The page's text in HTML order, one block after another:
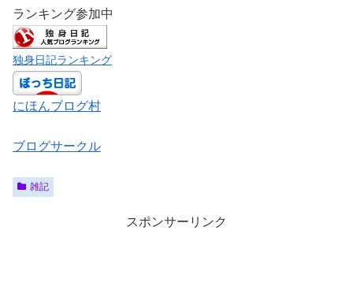
ランキング参加中
独身日記ランキング
にほんブログ村
ブログサークル
雑記
スポンサーリンク